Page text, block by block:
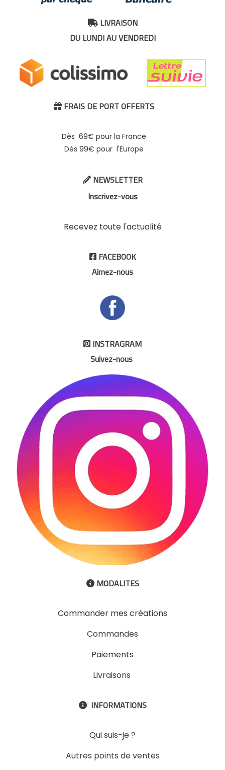
LIVRAISON
DU LUNDI AU VENDREDI
 FRAIS DE PORT OFFERTS
Dès 69€ pour la France
Dès 99€ pour l'Europe
NEWSLETTER
Inscrivez-vous
Recevez toute l'actualité
FACEBOOK
Aimez-nous
 INSTRAGRAM
Suivez-nous
 MODALITES
Commander mes créations
Commandes
Paiements
Livraisons
 INFORMATIONS
Qui suis-je ?
Autres points de ventes